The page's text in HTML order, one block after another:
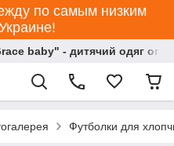
по самым низким
baby" - дитячий одяг
Футболки для